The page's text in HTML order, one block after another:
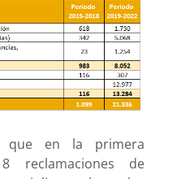
que en la primera
reclamaciones de